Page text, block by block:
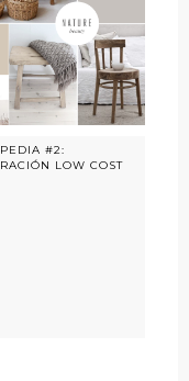
#2:
LOW COST